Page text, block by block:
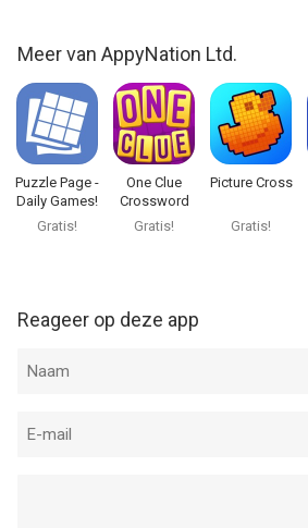
Meer van AppyNation Ltd.
Puzzle Page -
Daily Games!
Gratis!
One Clue
Crossword
Gratis!
Picture Cross
Gratis!
Reageer op deze app